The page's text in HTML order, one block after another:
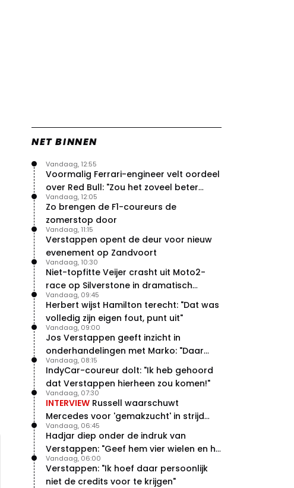
NET BINNEN
Voormalig Ferrari-engineer velt oordeel
over Red Bull: "Zou het zoveel beter
moeten doen"
Vandaag, 12:55
Zo brengen de F1-coureurs de
zomerstop door
Vandaag, 12:05
Verstappen opent de deur voor nieuw
evenement op Zandvoort
Vandaag, 11:15
Niet-topfitte Veijer crasht uit Moto2-
race op Silverstone in dramatisch
weekend
Vandaag, 10:30
Herbert wijst Hamilton terecht: "Dat was
volledig zijn eigen fout, punt uit"
Vandaag, 09:45
Jos Verstappen geeft inzicht in
onderhandelingen met Marko: "Daar
was ik erg door verrast"
Vandaag, 09:00
IndyCar-coureur dolt: "Ik heb gehoord
dat Verstappen hierheen zou komen!"
Vandaag, 08:15
INTERVIEW Russell waarschuwt
Mercedes voor 'gemakzucht' in strijd
met concurrentie
Vandaag, 07:30
Hadjar diep onder de indruk van
Verstappen: "Geef hem vier wielen en hij
levert"
Vandaag, 06:45
Verstappen: "Ik hoef daar persoonlijk
niet de credits voor te krijgen"
Vandaag, 06:00